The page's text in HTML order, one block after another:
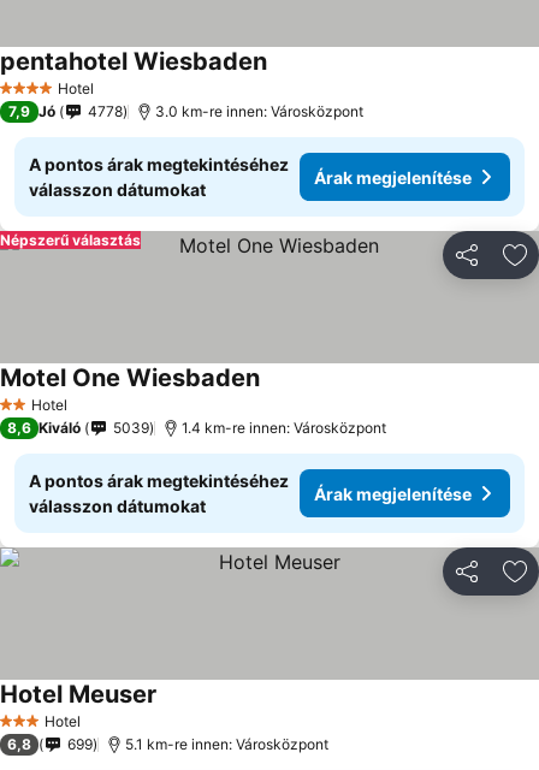
4 KategóriaHotel
pentahotel Wiesbaden
7,9 Jó 4778 3.0 km-re innen: Városközpont
A pontos árak megtekintéséhez
válasszon dátumokat
Árak megjelenítése
Népszerű választás
2 Kategória
Hotel
Motel One Wiesbaden
8,6 Kiváló 5039 1.4 km-re innen: Városközpont
A pontos árak megtekintéséhez
válasszon dátumokat
Árak megjelenítése
3 Kategória
Hotel
Hotel Meuser
6,8 699 5.1 km-re innen: Városközpont